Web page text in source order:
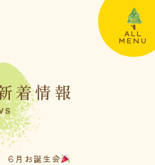
ALL
MENU
着情報
月お誕生会